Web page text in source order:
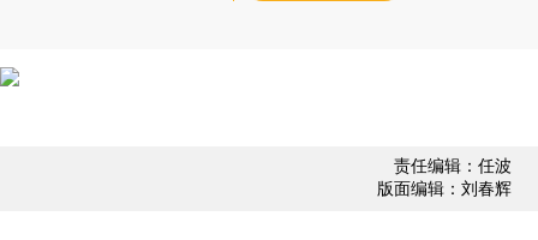
责任编辑：任波
版面编辑：刘春辉